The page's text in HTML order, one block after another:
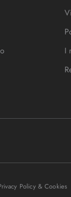
I
Policy & Cookies